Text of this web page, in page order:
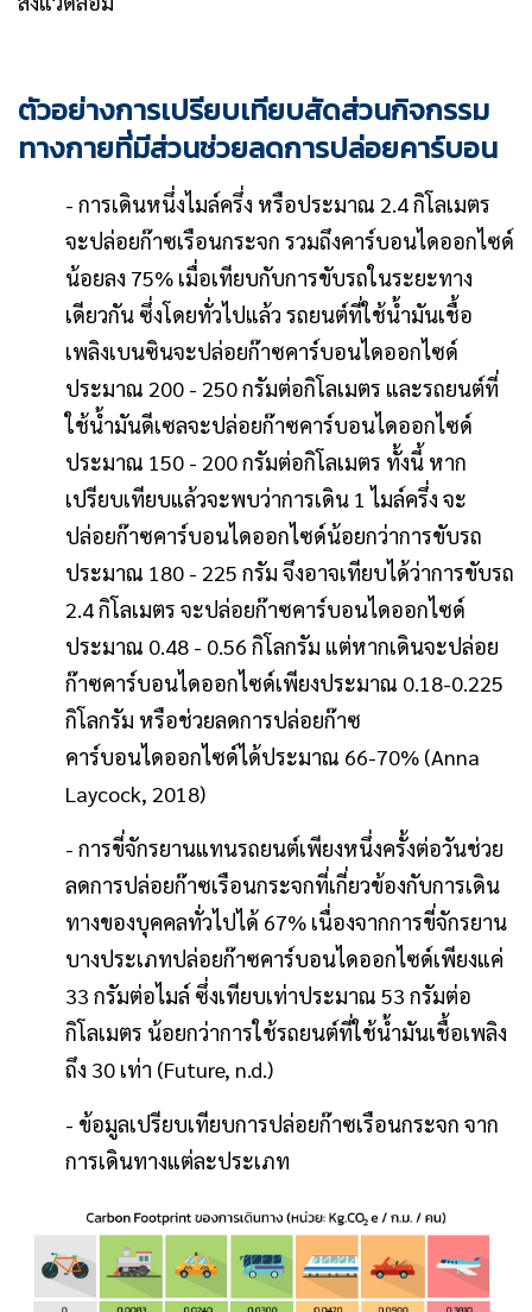
ตัวอย่างการเปรียบเทียบสัดส่วนกิจกรรม
ทางกายที่มีส่วนช่วยลดการปล่อยคาร์บอน
- การเดินหนึ่งไมล์ครึ่ง หรือประมาณ 2.4 กิโลเมตร
จะปล่อยก๊าซเรือนกระจก รวมถึงคาร์บอนไดออกไซด์
น้อยลง 75% เมื่อเทียบกับการขับรถในระยะทาง
เดียวกัน ซึ่งโดยทั่วไปแล้ว รถยนต์ที่ใช้น้ำมันเชื้อ
เพลิงเบนซินจะปล่อยก๊าซคาร์บอนไดออกไซด์
ประมาณ 200 - 250 กรัมต่อกิโลเมตร และรถยนต์ที่
ใช้น้ำมันดีเซลจะปล่อยก๊าซคาร์บอนไดออกไซด์
ประมาณ 150 - 200 กรัมต่อกิโลเมตร ทั้งนี้ หาก
เปรียบเทียบแล้วจะพบว่าการเดิน 1 ไมล์ครึ่ง จะ
ปล่อยก๊าซคาร์บอนไดออกไซด์น้อยกว่าการขับรถ
ประมาณ 180 - 225 กรัม จึงอาจเทียบได้ว่าการขับรถ
2.4 กิโลเมตร จะปล่อยก๊าซคาร์บอนไดออกไซด์
ประมาณ 0.48 - 0.56 กิโลกรัม แต่หากเดินจะปล่อย
ก๊าซคาร์บอนไดออกไซด์เพียงประมาณ 0.18-0.225
กิโลกรัม หรือช่วยลดการปล่อยก๊าซ
คาร์บอนไดออกไซด์ได้ประมาณ 66-70% (Anna
Laycock, 2018)
- การขี่จักรยานแทนรถยนต์เพียงหนึ่งครั้งต่อวันช่วย
ลดการปล่อยก๊าซเรือนกระจกที่เกี่ยวข้องกับการเดิน
ทางของบุคคลทั่วไปได้ 67% เนื่องจากการขี่จักรยาน
บางประเภทปล่อยก๊าซคาร์บอนไดออกไซด์เพียงแค่
33 กรัมต่อไมล์ ซึ่งเทียบเท่าประมาณ 53 กรัมต่อ
กิโลเมตร น้อยกว่าการใช้รถยนต์ที่ใช้น้ำมันเชื้อเพลิง
ถึง 30 เท่า (Future, n.d.)
- ข้อมูลเปรียบเทียบการปล่อยก๊าซเรือนกระจก จาก
การเดินทางแต่ละประเภท